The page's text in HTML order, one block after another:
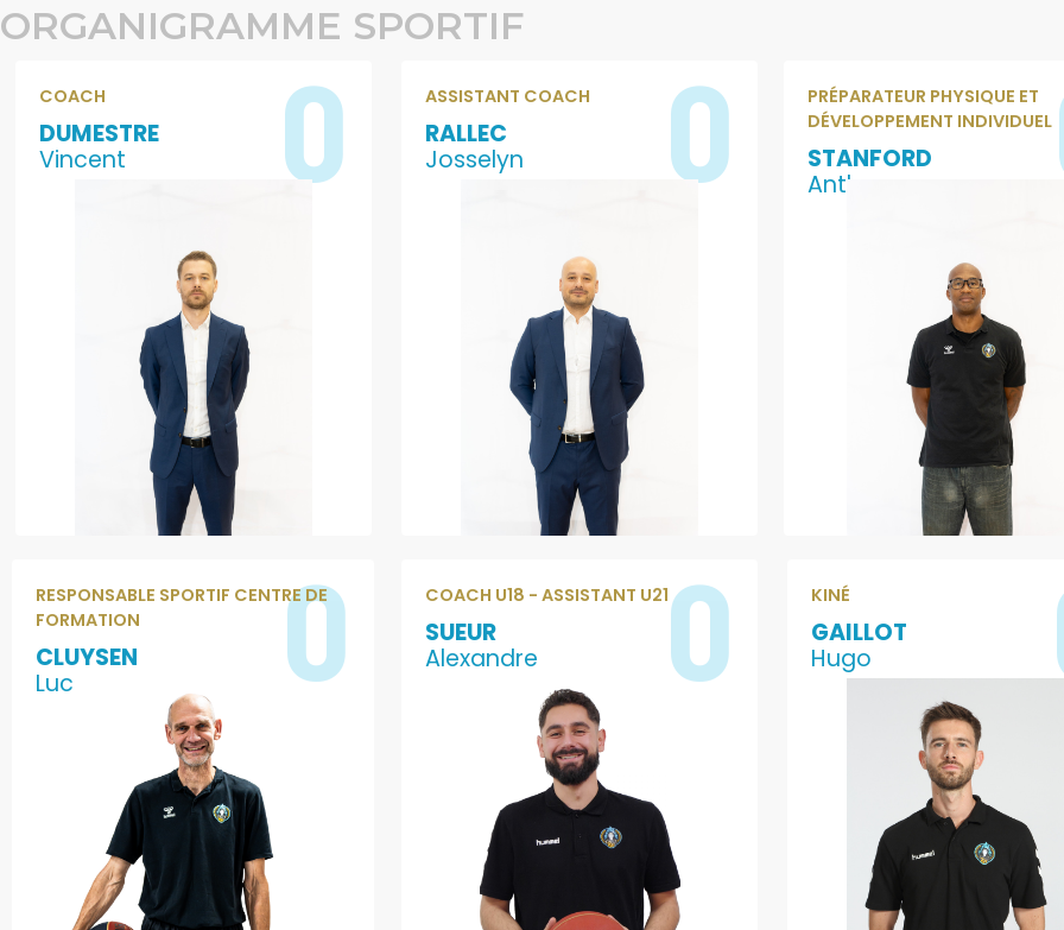
ORGANIGRAMME SPORTIF
COACH
DUMESTRE
Vincent
0 ASSISTANT COACH
RALLEC
Josselyn
0
PRÉPARATEUR PHYSIQUE ET
DÉVELOPPEMENT INDIVIDUEL
STANFORD
Anthony
RESPONSABLE SPORTIF CENTRE DE
FORMATION
CLUYSEN
Luc
0 COACH U18 - ASSISTANT U21
SUEUR
Alexandre
0 KINÉ
GAILLOT
Hugo